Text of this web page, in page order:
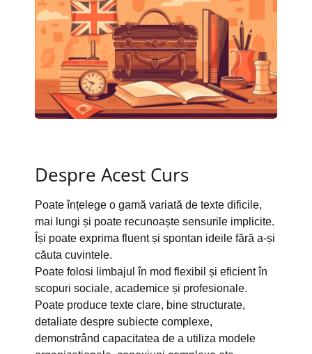
Despre Acest Curs
Poate înțelege o gamă variată de texte dificile,
mai lungi și poate recunoaște sensurile implicite.
Își poate exprima fluent și spontan ideile fără a-și
căuta cuvintele.
Poate folosi limbajul în mod flexibil și eficient în
scopuri sociale, academice și profesionale.
Poate produce texte clare, bine structurate,
detaliate despre subiecte complexe,
demonstrând capacitatea de a utiliza modele